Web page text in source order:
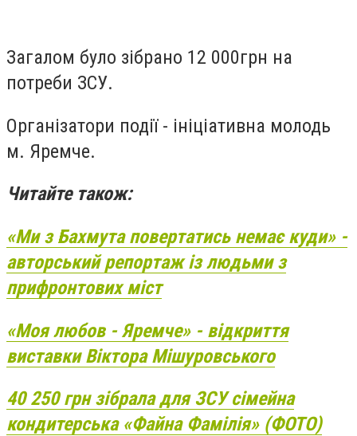
Загалом було зібрано 12 000грн на
потреби ЗСУ.
Організатори події - ініціативна молодь
м. Яремче.
Читайте також:
«Ми з Бахмута повертатись немає куди» -
авторський репортаж із людьми з
прифронтових міст
«Моя любов - Яремче» - відкриття
виставки Віктора Мішуровського
40 250 грн зібрала для ЗСУ сімейна
кондитерська «Файна Фамілія» (ФОТО)